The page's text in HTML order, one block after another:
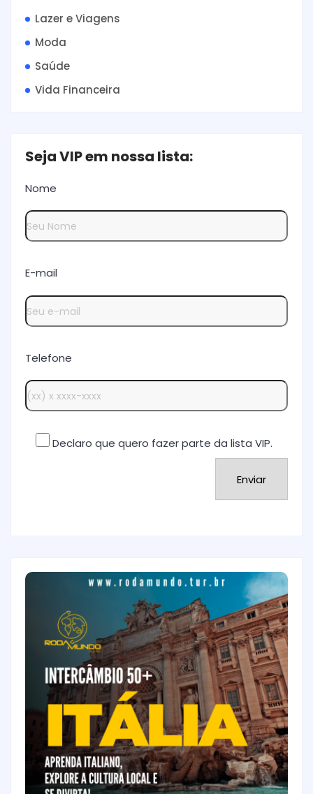
Lazer e Viagens
Moda
Saúde
Vida Financeira
Seja VIP em nossa lista:
Nome
E-mail
Telefone
Declaro que quero fazer parte da lista VIP.